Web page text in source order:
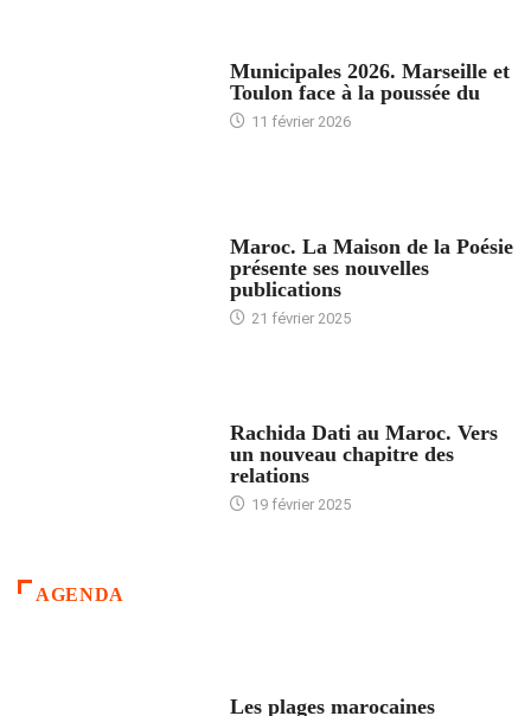
Municipales 2026. Marseille et
Toulon face à la poussée du
11 février 2026
Maroc. La Maison de la Poésie
présente ses nouvelles
publications
21 février 2025
Rachida Dati au Maroc. Vers
un nouveau chapitre des
relations
19 février 2025
AGENDA
Les plages marocaines